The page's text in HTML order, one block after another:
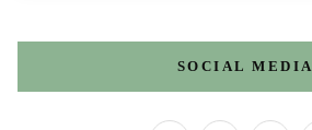
SOCIAL MEDIA